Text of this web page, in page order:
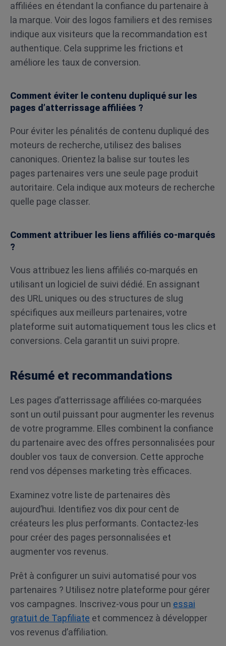
affiliées en étendant la confiance du partenaire à
la marque. Voir des logos familiers et des remises
indique aux visiteurs que la recommandation est
authentique. Cela supprime les frictions et
améliore les taux de conversion.
Comment éviter le contenu dupliqué sur les
pages d’atterrissage affiliées ?
Pour éviter les pénalités de contenu dupliqué des
moteurs de recherche, utilisez des balises
canoniques. Orientez la balise sur toutes les
pages partenaires vers une seule page produit
autoritaire. Cela indique aux moteurs de recherche
quelle page classer.
Comment attribuer les liens affiliés co-marqués
?
Vous attribuez les liens affiliés co-marqués en
utilisant un logiciel de suivi dédié. En assignant
des URL uniques ou des structures de slug
spécifiques aux meilleurs partenaires, votre
plateforme suit automatiquement tous les clics et
conversions. Cela garantit un suivi propre.
Résumé et recommandations
Les pages d’atterrissage affiliées co-marquées
sont un outil puissant pour augmenter les revenus
de votre programme. Elles combinent la confiance
du partenaire avec des offres personnalisées pour
doubler vos taux de conversion. Cette approche
rend vos dépenses marketing très efficaces.
Examinez votre liste de partenaires dès
aujourd’hui. Identifiez vos dix pour cent de
créateurs les plus performants. Contactez-les
pour créer des pages personnalisées et
augmenter vos revenus.
Prêt à configurer un suivi automatisé pour vos
partenaires ? Utilisez notre plateforme pour gérer
vos campagnes. Inscrivez-vous pour un essai
gratuit de Tapfiliate et commencez à développer
vos revenus d’affiliation.